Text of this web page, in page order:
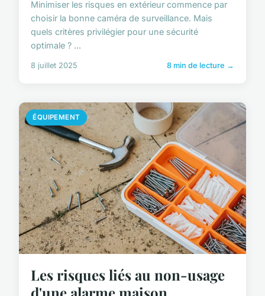
Minimiser les risques en extérieur commence par
choisir la bonne caméra de surveillance. Mais
quels critères privilégier pour une sécurité
optimale ? ...
8 juillet 2025 8 min de lecture →
ÉQUIPEMENT
Les risques liés au non-usage